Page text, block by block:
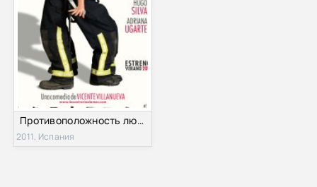
Противоположность любви (2011)
2011, Испания